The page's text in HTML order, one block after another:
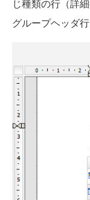
じ種類の行（詳
グループヘッダ